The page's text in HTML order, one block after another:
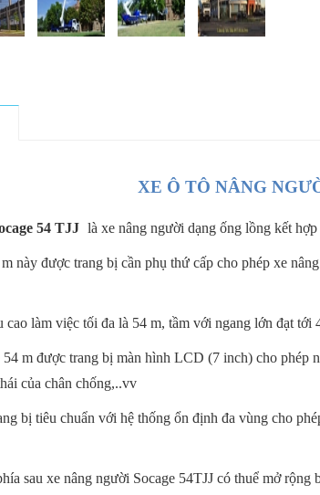
XE Ô TÔ NÂNG
54 TJJ là xe nâng người dạng ống lồng kết
này được trang bị cần phụ thứ cấp cho phép xe
cao làm việc tối đa là 54 m, tầm với ngang lớn đạt
54 m được trang bị màn hình LCD (7 inch) cho
của chân chống,..vv
bị tiêu chuẩn với hệ thống ổn định đa vùng cho
sau xe nâng người Socage 54TJJ có thuể mở